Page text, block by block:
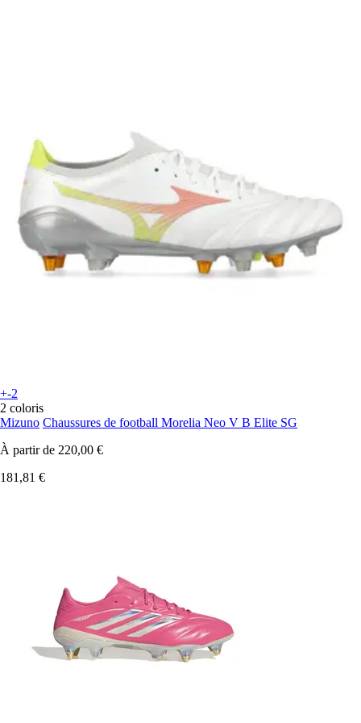
+-2
2 coloris
Mizuno Chaussures de football Morelia Neo V B Elite SG
À partir de 220,00 €
181,81 €